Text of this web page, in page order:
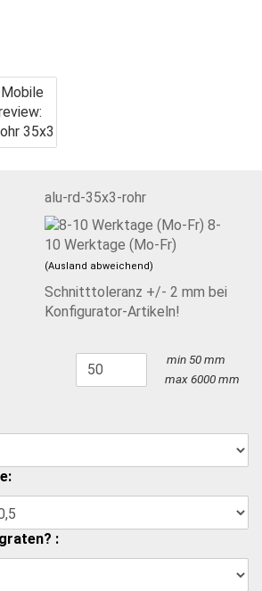
alu-rd-35x3-rohr
8-
10 Werktage (Mo-Fr)
(Ausland abweichend)
Schnitttoleranz +/- 2 mm bei
Konfigurator-Artikeln!
min 50 mm
max 6000 mm
: